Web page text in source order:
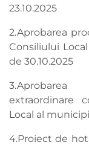
23.10.2025
2.Aprobarea
Consiliului
de 30.10.2025
extraordinare
Local al
4.Proiect de